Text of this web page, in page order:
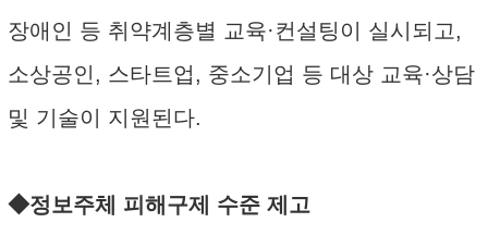
장애인 등 취약계층별 교육·컨설팅이 실시되고,
소상공인, 스타트업, 중소기업 등 대상 교육·상담
및 기술이 지원된다.
◆정보주체 피해구제 수준 제고